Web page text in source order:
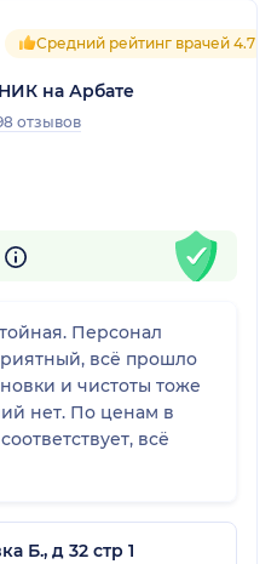
Средний рейтинг врачей 4.7
на Арбате
отзывов
Персонал
всё прошло
и чистоты тоже
нет. По ценам в
всё
Б., д 32 стр 1